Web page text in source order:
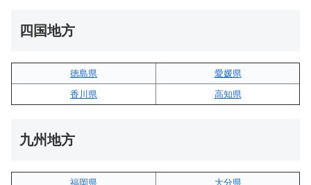
四国地方
徳島県
愛媛県
香川県
高知県
九州地方
福岡県 大分県